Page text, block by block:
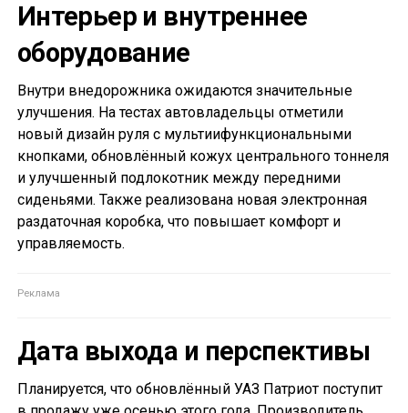
Интерьер и внутреннее
оборудование
Внутри внедорожника ожидаются значительные
улучшения. На тестах автовладельцы отметили
новый дизайн руля с мультиифункциональными
кнопками, обновлённый кожух центрального тоннеля
и улучшенный подлокотник между передними
сиденьями. Также реализована новая электронная
раздаточная коробка, что повышает комфорт и
управляемость.
Дата выхода и перспективы
Планируется, что обновлённый УАЗ Патриот поступит